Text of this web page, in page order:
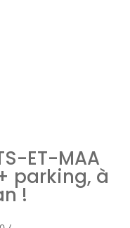
Trouver un consultant
propriétaire / locataire
ET-MAA
parking, à
!